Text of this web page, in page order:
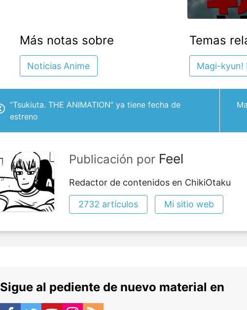
Más notas sobre
Noticias Anime
Temas
Magi-kyun!
“Tsukiuta. THE ANIMATION” ya tiene fecha de
estreno
Publicación por Feel
Redactor de contenidos en ChikiOtaku
2732 artículos Mi sitio web
Sigue al pediente de nuevo material en